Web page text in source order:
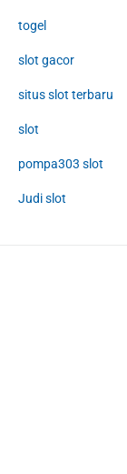
togel
slot gacor
situs slot terbaru
slot
pompa303 slot
Judi slot